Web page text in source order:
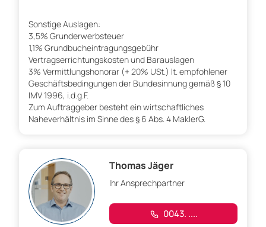
Sonstige Auslagen:
3,5% Grunderwerbsteuer
1,1% Grundbucheintragungsgebühr
Vertragserrichtungskosten und Barauslagen
3% Vermittlungshonorar (+ 20% USt.) lt. empfohlener
Geschäftsbedingungen der Bundesinnung gemäß § 10
IMV 1996, i.d.g.F.
Zum Auftraggeber besteht ein wirtschaftliches
Naheverhältnis im Sinne des § 6 Abs. 4 MaklerG.
Thomas Jäger
Ihr Ansprechpartner
0043. ....